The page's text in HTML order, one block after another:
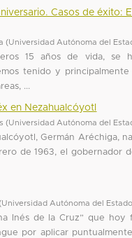
Casos de
(Universidad Autónoma del
15 años de vida, se
tenido y
...
en Nezahualcóyotl
(Universidad Autónoma del
Germán Aréchiga,
de 1963, el gobernador
Universidad Autónoma del
Inés de la Cruz” que
por aplicar